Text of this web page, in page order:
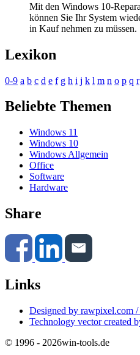
Mit den Windows 10-
können Sie Ihr System
in Kauf nehmen zu müssen.
Lexikon
0-9 a b c d e f g h i j k l m n o p q r
Beliebte Themen
Windows 11
Windows 10
Windows Allgemein
Office
Software
Hardware
Share
Links
Designed by rawpixel.com
Technology vector created
© 1996 - 2026win-tools.de